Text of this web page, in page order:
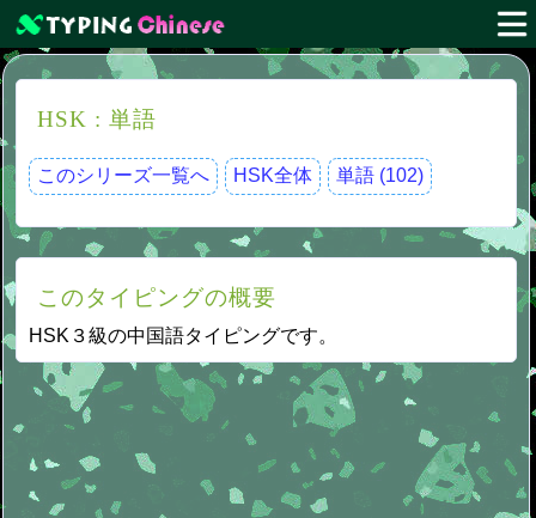
HSK : 単語
このシリーズ一覧へ HSK全体 単語 (102)
このタイピングの概要
HSK３級の中国語タイピングです。